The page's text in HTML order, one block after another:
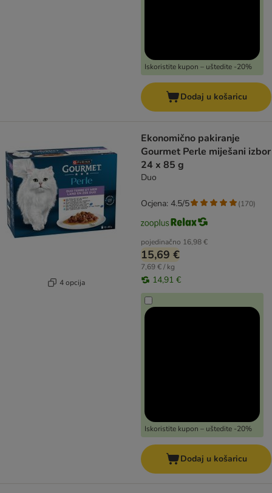
Iskoristite kupon – uštedite -20%
Dodaj u košaricu
4 opcija
Ekonomično pakiranje
Gourmet Perle miješani izbor
24 x 85 g
Duo
pojedinačno 16,98 €
15,69 €
7,69 € / kg
14,91 €
Iskoristite kupon – uštedite -20%
Ocjena: 4.5/5 (170)
Dodaj u košaricu